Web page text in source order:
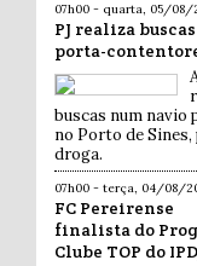
07h00 - quarta, 05/08/
PJ realiza
porta-
buscas num
no Porto de
droga.
07h00 - terça, 04/08/
FC Pereirense
finalista do
Clube TOP do